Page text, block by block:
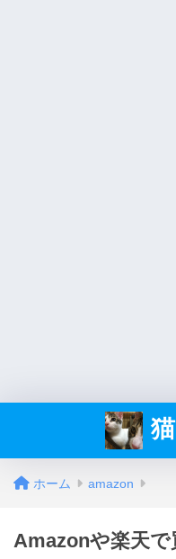
猫
ホーム amazon
Amazonや楽天